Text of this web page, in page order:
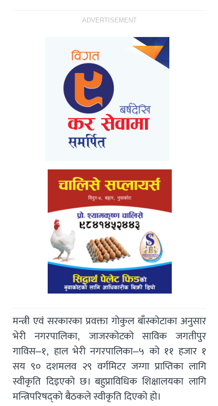
ADVERTISEMENT
मन्त्री एवं सरकारका प्रवक्ता गोकुल बाँस्कोटाका अनुसार
भेरी नगरपालिका, जाजरकोटको साविक जगतीपुर
गाविस–१, हाल भेरी नगरपालिका–५ को ११ हजार १
सय ९० दशमलव २९ वर्गमिटर जग्गा प्राप्तिका लागि
स्वीकृति दिइएको छ। बहुप्राविधिक शिक्षालयका लागि
मन्त्रिपरिषद्को बैठकले स्वीकृति दिएको हो।